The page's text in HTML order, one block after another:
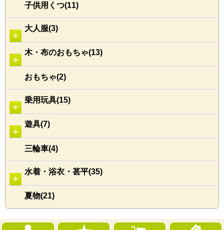
子供用くつ(11)
＋
大人服(3)
＋
木・布のおもちゃ(13)
おもちゃ(2)
＋
乗用玩具(15)
＋
遊具(7)
三輪車(4)
＋
水着・浴衣・甚平(35)
夏物(21)